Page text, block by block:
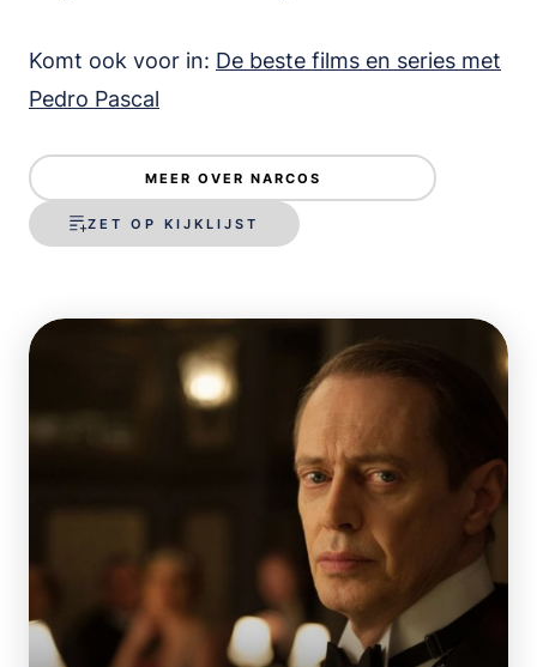
Komt ook voor in: De beste films en series met
Pedro Pascal
MEER OVER NARCOS
ZET OP KIJKLIJST